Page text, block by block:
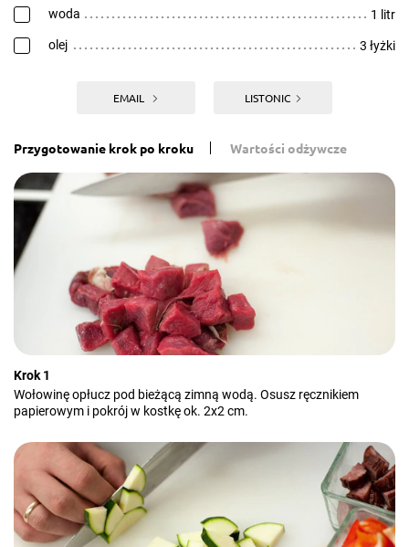
woda 1 litr
olej 3 łyżki
EMAIL LISTONIC
Przygotowanie krok po kroku Wartości odżywcze
Krok 1
Wołowinę opłucz pod bieżącą zimną wodą. Osusz ręcznikiem
papierowym i pokrój w kostkę ok. 2x2 cm.